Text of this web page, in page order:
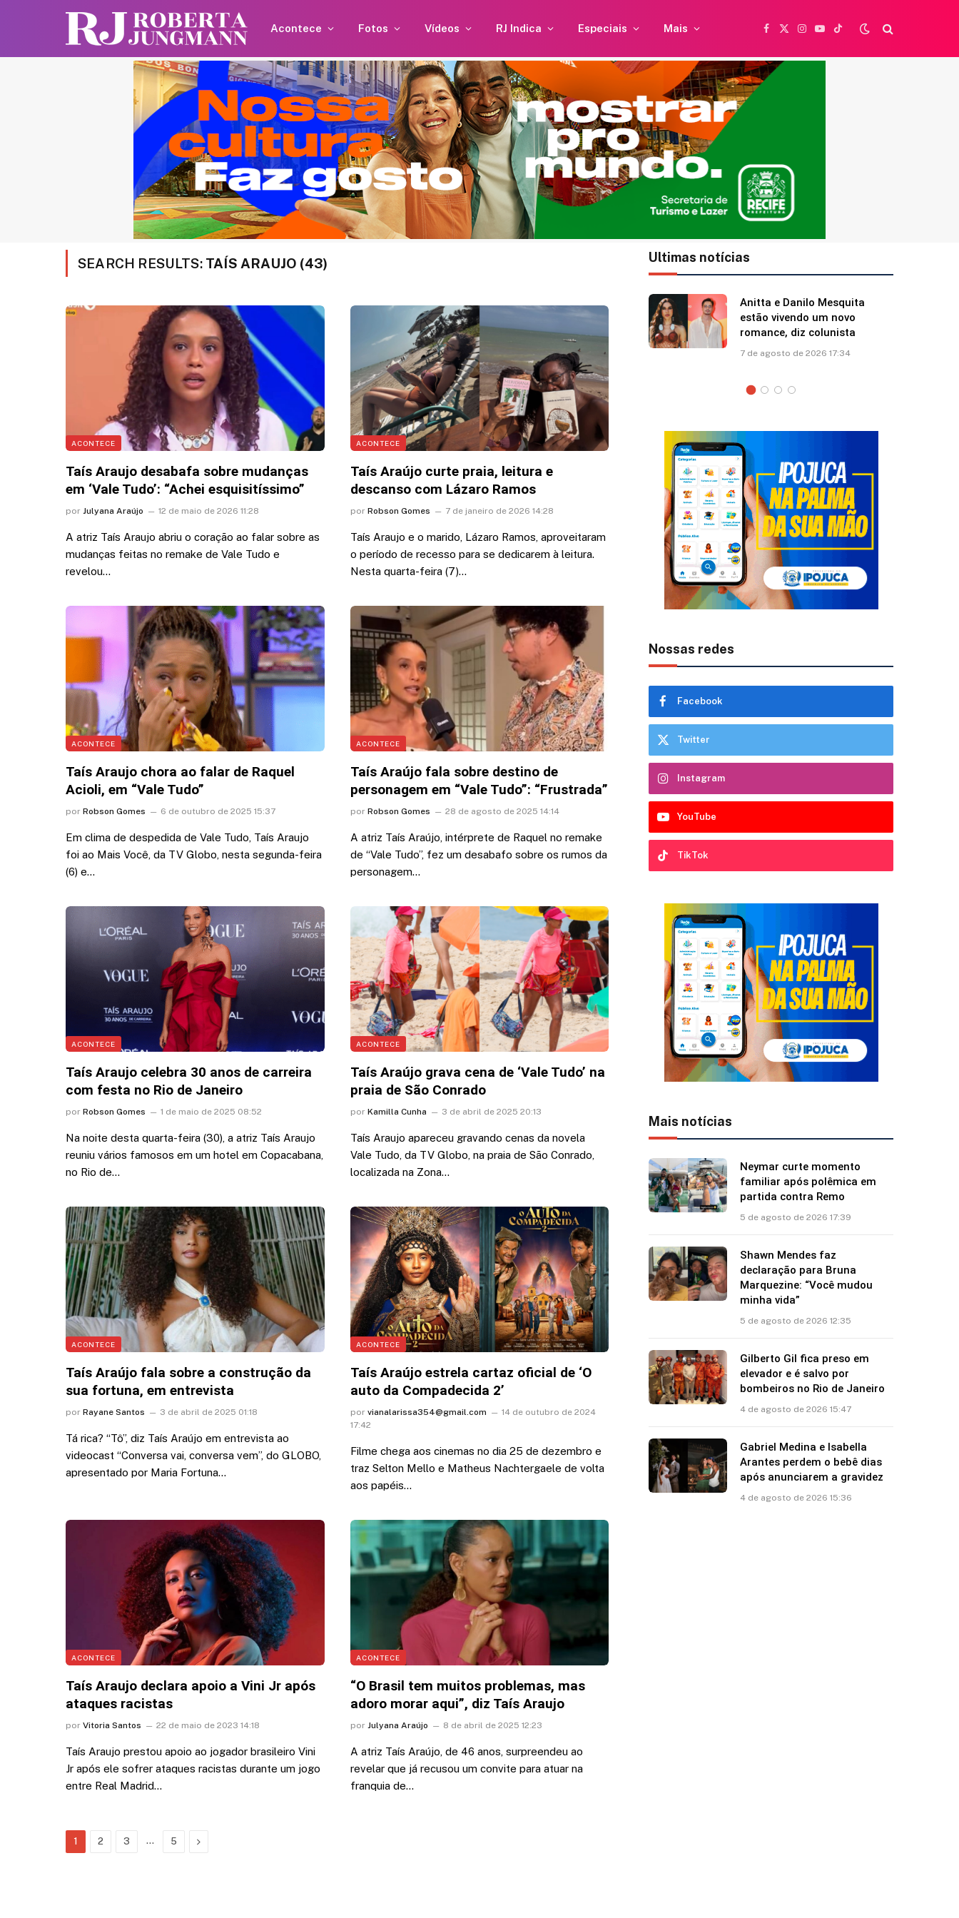
Acontece Fotos Vídeos RJ Indica Especiais Mais
Facebook
X
Instagram
YouTubeTikTok
SEARCH RESULTS: TAÍS ARAUJO (43)
ACONTECE
Taís Araujo desabafa sobre mudanças
em ‘Vale Tudo’: “Achei esquisitíssimo”
por Julyana Araújo 12 de maio de 2026 11:28
A atriz Taís Araujo abriu o coração ao falar sobre as
mudanças feitas no remake de Vale Tudo e
revelou…
ACONTECE
Taís Araújo curte praia, leitura e
descanso com Lázaro Ramos
por Robson Gomes 7 de janeiro de 2026 14:28
Taís Araujo e o marido, Lázaro Ramos, aproveitaram
o período de recesso para se dedicarem à leitura.
Nesta quarta-feira (7)…
ACONTECE
Taís Araujo chora ao falar de Raquel
Acioli, em “Vale Tudo”
por Robson Gomes 6 de outubro de 2025 15:37
Em clima de despedida de Vale Tudo, Taís Araujo
foi ao Mais Você, da TV Globo, nesta segunda-feira
(6) e…
ACONTECE
Taís Araújo fala sobre destino de
personagem em “Vale Tudo”: “Frustrada”
por Robson Gomes 28 de agosto de 2025 14:14
A atriz Taís Araújo, intérprete de Raquel no remake
de “Vale Tudo”, fez um desabafo sobre os rumos da
personagem…
ACONTECE
Taís Araujo celebra 30 anos de carreira
com festa no Rio de Janeiro
por Robson Gomes 1 de maio de 2025 08:52
Na noite desta quarta-feira (30), a atriz Taís Araujo
reuniu vários famosos em um hotel em Copacabana,
no Rio de…
ACONTECE
Taís Araújo grava cena de ‘Vale Tudo’ na
praia de São Conrado
por Kamilla Cunha 3 de abril de 2025 20:13
Taís Araujo apareceu gravando cenas da novela
Vale Tudo, da TV Globo, na praia de São Conrado,
localizada na Zona…
ACONTECE
Taís Araújo fala sobre a construção da
sua fortuna, em entrevista
por Rayane Santos 3 de abril de 2025 01:18
Tá rica? “Tô”, diz Taís Araújo em entrevista ao
videocast “Conversa vai, conversa vem”, do GLOBO,
apresentado por Maria Fortuna…
ACONTECE
Taís Araújo estrela cartaz oficial de ‘O
auto da Compadecida 2’
por vianalarissa354@gmail.com
14 de outubro de 2024
17:42
Filme chega aos cinemas no dia 25 de dezembro e
traz Selton Mello e Matheus Nachtergaele de volta
aos papéis…
ACONTECE
Taís Araujo declara apoio a Vini Jr após
ataques racistas
por Vitoria Santos 22 de maio de 2023 14:18
Taís Araujo prestou apoio ao jogador brasileiro Vini
Jr após ele sofrer ataques racistas durante um jogo
entre Real Madrid…
ACONTECE
“O Brasil tem muitos problemas, mas
adoro morar aqui”, diz Taís Araujo
por Julyana Araújo 8 de abril de 2025 12:23
A atriz Taís Araújo, de 46 anos, surpreendeu ao
revelar que já recusou um convite para atuar na
franquia de…
1 2 3 … 5 Next
Ultimas notícias
Britânica de 97 anos quebra
recorde mundial ao andar
sobre asa de avião; veja vídeo
6 de agosto de 2026 13:03
Anitta e Danilo Mesquita
estão vivendo um novo
romance, diz colunista
7 de agosto de 2026 17:34
Caetano Veloso completa 84
anos e ganha homenagem da
esposa: “Papito! Te amo”
7 de agosto de 2026 12:41
Nossas redes
Facebook
Twitter
Instagram
YouTube
TikTok
Mais notícias
Neymar curte momento
familiar após polêmica em
partida contra Remo
5 de agosto de 2026 17:39
Shawn Mendes faz
declaração para Bruna
Marquezine: “Você mudou
minha vida”
5 de agosto de 2026 12:35
Gilberto Gil fica preso em
elevador e é salvo por
bombeiros no Rio de Janeiro
4 de agosto de 2026 15:47
Gabriel Medina e Isabella
Arantes perdem o bebê dias
após anunciarem a gravidez
4 de agosto de 2026 15:36